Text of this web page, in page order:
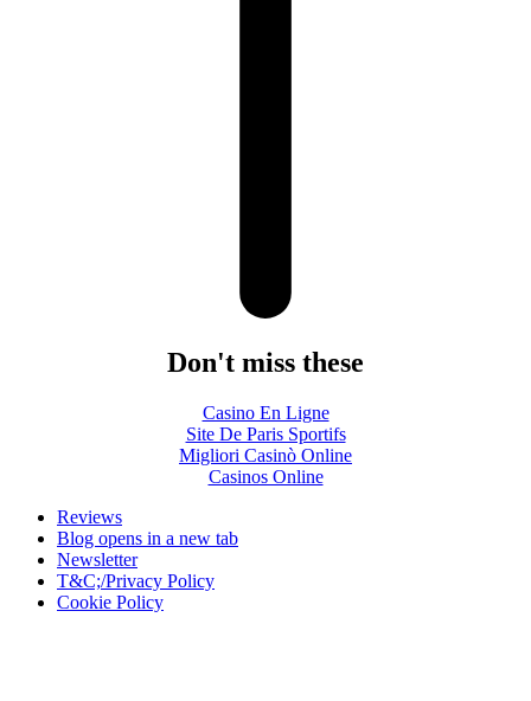
Don't miss these
Casino En Ligne
Site De Paris Sportifs
Migliori Casinò Online
Casinos Online
Reviews
Blog opens in a new tab
Newsletter
T&C;/Privacy Policy
Cookie Policy